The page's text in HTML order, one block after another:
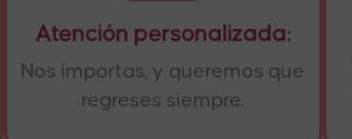
Atención personalizada:
Nos importas, y queremos que
regreses siempre.